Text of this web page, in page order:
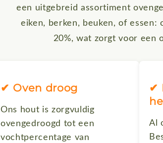
een uitgebreid assortiment
eiken, berken, beuken, of
20%, wat zorgt voor een
✔ Oven droog
Ons hout is zorgvuldig
ovengedroogd tot een
vochtpercentage van
✔
Al